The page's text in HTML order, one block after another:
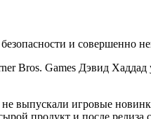
и совершенно
Bros. Games Дэвид
выпускали игровые